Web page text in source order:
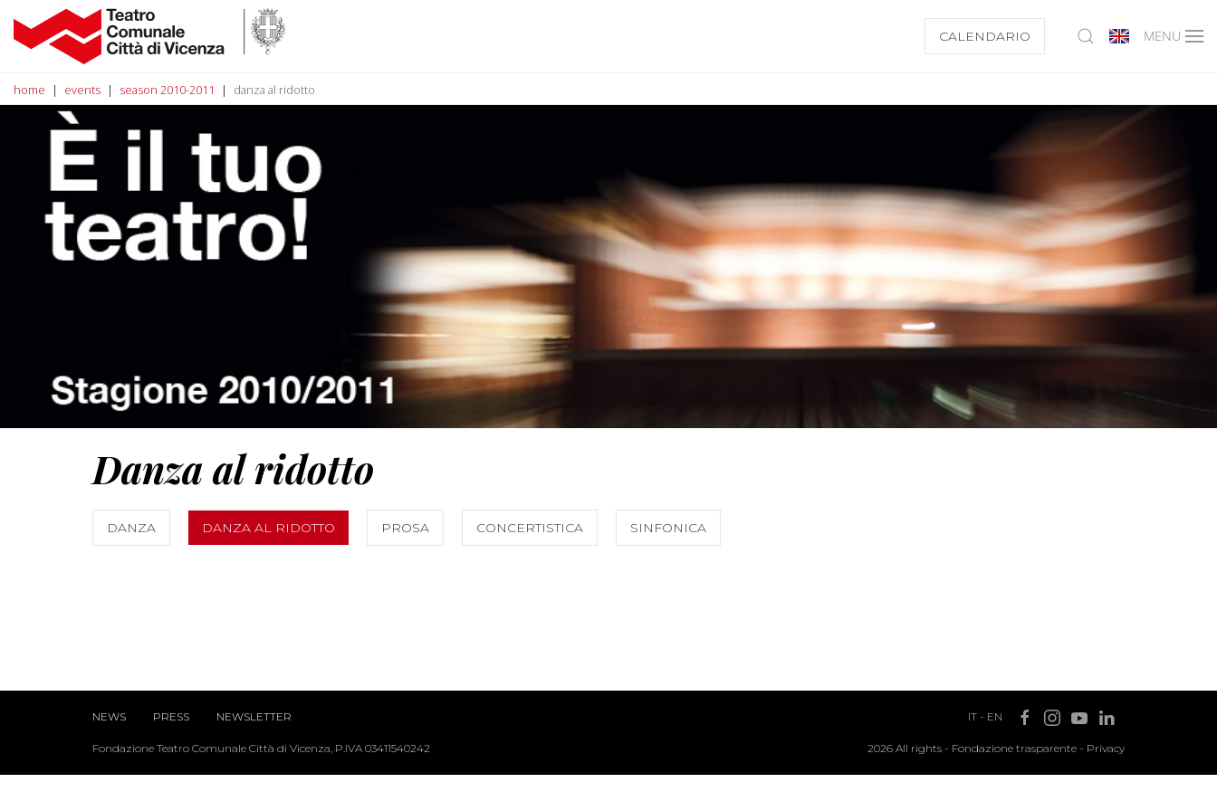
CALENDARIO MENU
home events season 2010-2011 danza al ridotto
Danza al ridotto
DANZA DANZA AL RIDOTTO PROSA CONCERTISTICA SINFONICA
NEWS PRESS NEWSLETTER IT - EN
Fondazione Teatro Comunale Città di Vicenza, P.IVA 03411540242 2026 All rights - Fondazione trasparente - Privacy